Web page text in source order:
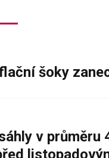
šoky
v